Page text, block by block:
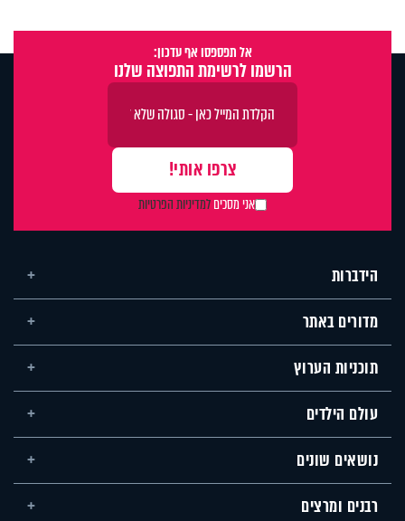
אל תפספסו אף עדכון:
הרשמו לרשימת התפוצה שלנו
אני מסכיםלמדיניות הפרטיות
הידברות
מדורים באתר
תוכניות הערוץ
עולם הילדים
נושאים שונים
רבנים ומרצים